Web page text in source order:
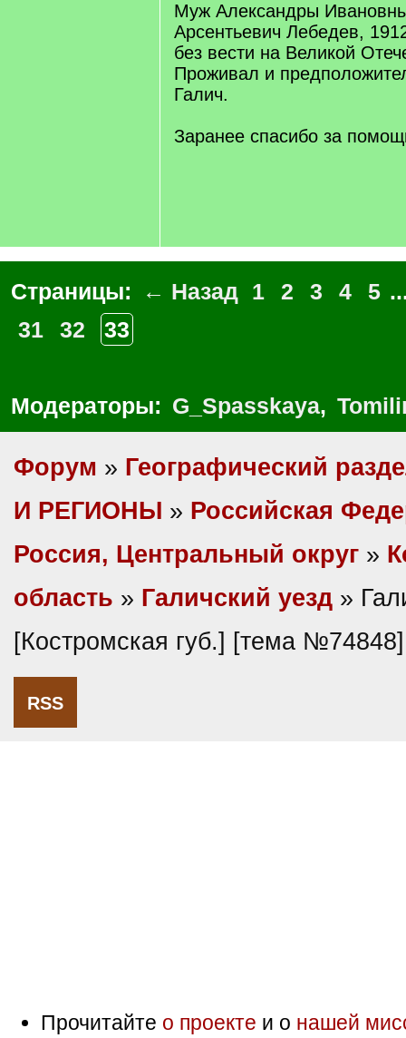
Муж Александры
Арсентьевич Лебедев,
без вести на Великой
Проживал и
Галич.
Заранее спасибо за
Страницы: ← Назад 1 2 3 4 5
31
32 33
Модераторы: G_Spasskaya,
Форум » Географический
И РЕГИОНЫ » Российская
Россия, Центральный округ »
область » Галичский уезд »
[Костромская губ.] [тема №74848]
RSS
Прочитайте о проекте и о нашей